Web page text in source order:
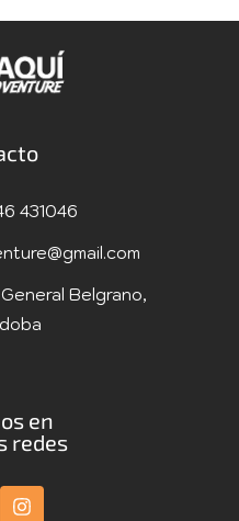
431046
Belgrano,
en
redes